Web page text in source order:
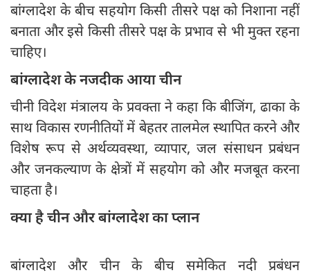
बांग्लादेश के बीच सहयोग किसी तीसरे पक्ष को निशाना नहीं
बनाता और इसे किसी तीसरे पक्ष के प्रभाव से भी मुक्त रहना
चाहिए।
बांग्लादेश के नजदीक आया चीन
चीनी विदेश मंत्रालय के प्रवक्ता ने कहा कि बीजिंग, ढाका के
साथ विकास रणनीतियों में बेहतर तालमेल स्थापित करने और
विशेष रूप से अर्थव्यवस्था, व्यापार, जल संसाधन प्रबंधन
और जनकल्याण के क्षेत्रों में सहयोग को और मजबूत करना
चाहता है।
क्या है चीन और बांग्लादेश का प्लान
बांग्लादेश और चीन के बीच समेकित नदी प्रबंधन